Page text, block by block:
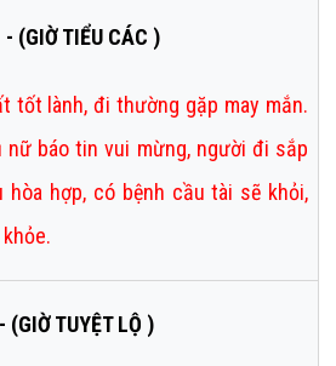
(GIỜ TIỂU CÁC )
tốt lành, đi thường gặp may mắn.
nữ báo tin vui mừng, người đi sắp
hòa hợp, có bệnh cầu tài sẽ khỏi,
TUYỆT LỘ )